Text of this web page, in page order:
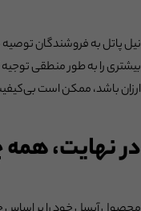
نیل پاتل به فروشندگان
بیشتری را به طور منطقی
ارزان باشد، ممکن است
در نهایت،